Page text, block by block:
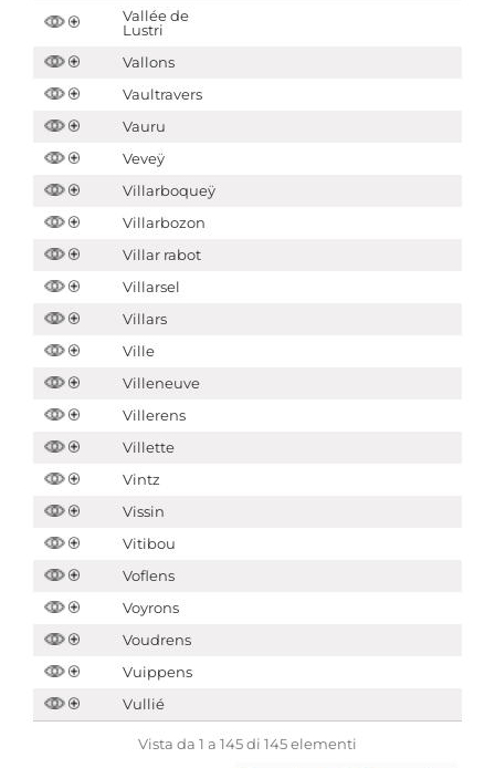
Vallée de
Lustri
Vallons
Vaultravers
Vauru
Veveÿ
Villarboqueÿ
Villarbozon
Villar rabot
Villarsel
Villars
Ville
Villeneuve
Villerens
Villette
Vintz
Vissin
Vitibou
Voflens
Voyrons
Voudrens
Vuippens
Vullié
Vista da 1 a 145 di 145 elementi